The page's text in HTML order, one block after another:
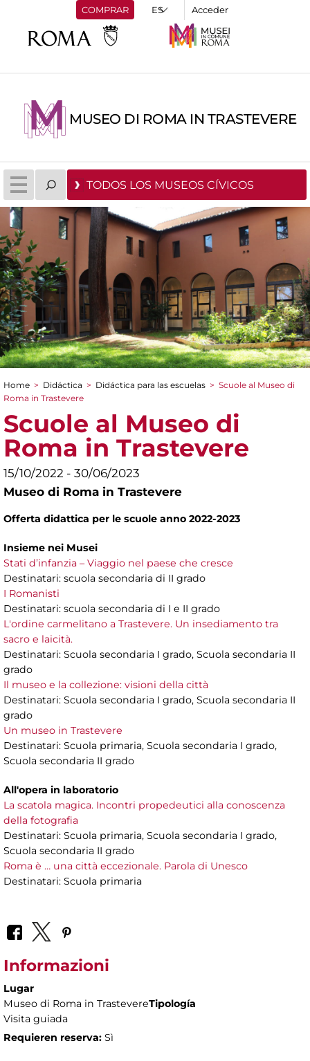
COMPRAR Acceder
MUSEO DI ROMA IN TRASTEVERE
TODOS LOS MUSEOS CÍVICOS
You are here
Home > Didáctica > Didáctica para las escuelas > Scuole al Museo di
Roma in Trastevere
Scuole al Museo di
Roma in Trastevere
15/10/2022 - 30/06/2023
Museo di Roma in Trastevere
Offerta didattica per le scuole anno 2022-2023
Insieme nei Musei
Stati d’infanzia – Viaggio nel paese che cresce
Destinatari: scuola secondaria di II grado
I Romanisti
Destinatari: scuola secondaria di I e II grado
L'ordine carmelitano a Trastevere. Un insediamento tra
sacro e laicità.
Destinatari: Scuola secondaria I grado, Scuola secondaria II
grado
Il museo e la collezione: visioni della città
Destinatari: Scuola secondaria I grado, Scuola secondaria II
grado
Un museo in Trastevere
Destinatari: Scuola primaria, Scuola secondaria I grado,
Scuola secondaria II grado
All'opera in laboratorio
La scatola magica. Incontri propedeutici alla conoscenza
della fotografia
Destinatari: Scuola primaria, Scuola secondaria I grado,
Scuola secondaria II grado
Roma è … una città eccezionale. Parola di Unesco
Destinatari: Scuola primaria
Informazioni
Lugar
Museo di Roma in TrastevereTipología
Visita guiada
Requieren reserva: Sì